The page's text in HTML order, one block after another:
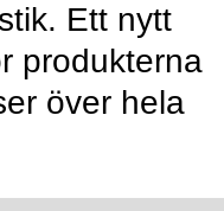
Ett nytt
produkterna
över hela